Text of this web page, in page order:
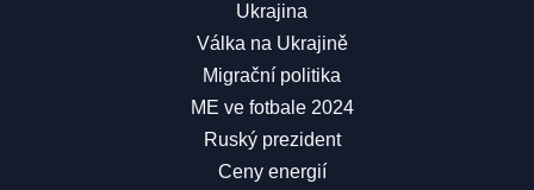
Ukrajina
Válka na Ukrajině
Migrační politika
ME ve fotbale 2024
Ruský prezident
Ceny energií